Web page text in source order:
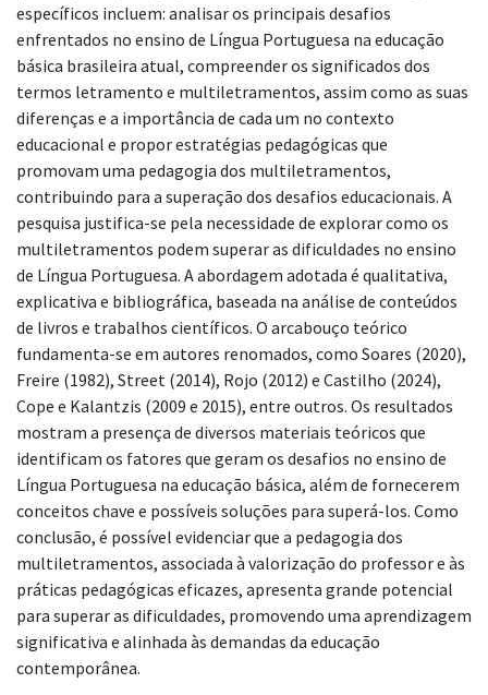
específicos incluem: analisar os principais desafios
enfrentados no ensino de Língua Portuguesa na educação
básica brasileira atual, compreender os significados dos
termos letramento e multiletramentos, assim como as suas
diferenças e a importância de cada um no contexto
educacional e propor estratégias pedagógicas que
promovam uma pedagogia dos multiletramentos,
contribuindo para a superação dos desafios educacionais. A
pesquisa justifica-se pela necessidade de explorar como os
multiletramentos podem superar as dificuldades no ensino
de Língua Portuguesa. A abordagem adotada é qualitativa,
explicativa e bibliográfica, baseada na análise de conteúdos
de livros e trabalhos científicos. O arcabouço teórico
fundamenta-se em autores renomados, como Soares (2020),
Freire (1982), Street (2014), Rojo (2012) e Castilho (2024),
Cope e Kalantzis (2009 e 2015), entre outros. Os resultados
mostram a presença de diversos materiais teóricos que
identificam os fatores que geram os desafios no ensino de
Língua Portuguesa na educação básica, além de fornecerem
conceitos chave e possíveis soluções para superá-los. Como
conclusão, é possível evidenciar que a pedagogia dos
multiletramentos, associada à valorização do professor e às
práticas pedagógicas eficazes, apresenta grande potencial
para superar as dificuldades, promovendo uma aprendizagem
significativa e alinhada às demandas da educação
contemporânea.